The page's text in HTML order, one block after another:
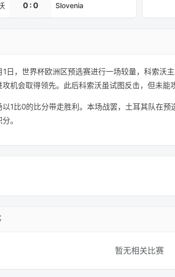
0 : 0 Slovenia
日，世界杯欧洲区预选赛进行一场较量，科索沃
机会取得领先。此后科索沃虽试图反击，但未能
1比0的比分带走胜利。本场战罢，土耳其队在
。
暂无相关比赛